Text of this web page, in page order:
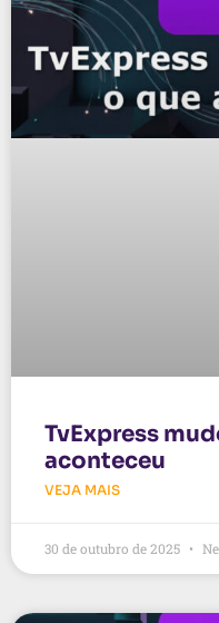
TvExpress
aconteceu
VEJA MAIS
30 de outubro de 2025